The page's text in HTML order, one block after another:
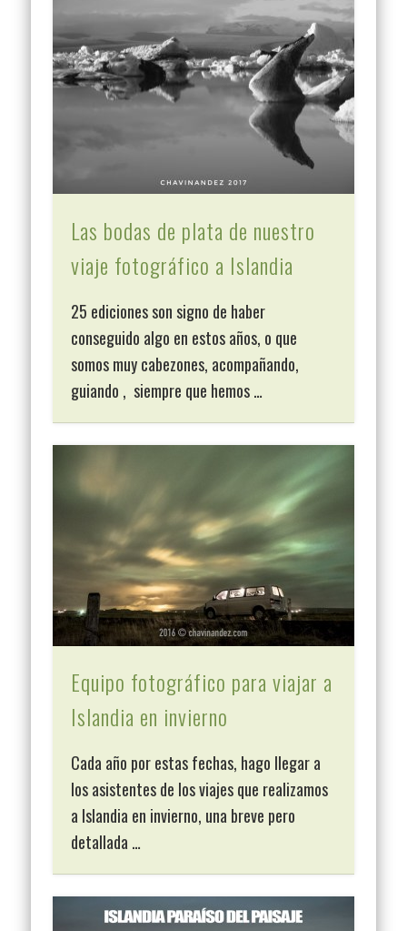
Las bodas de plata de nuestro
viaje fotográfico a Islandia
25 ediciones son signo de haber
conseguido algo en estos años, o que
somos muy cabezones, acompañando,
guiando , siempre que hemos …
Equipo fotográfico para viajar a
Islandia en invierno
Cada año por estas fechas, hago llegar a
los asistentes de los viajes que realizamos
a Islandia en invierno, una breve pero
detallada …